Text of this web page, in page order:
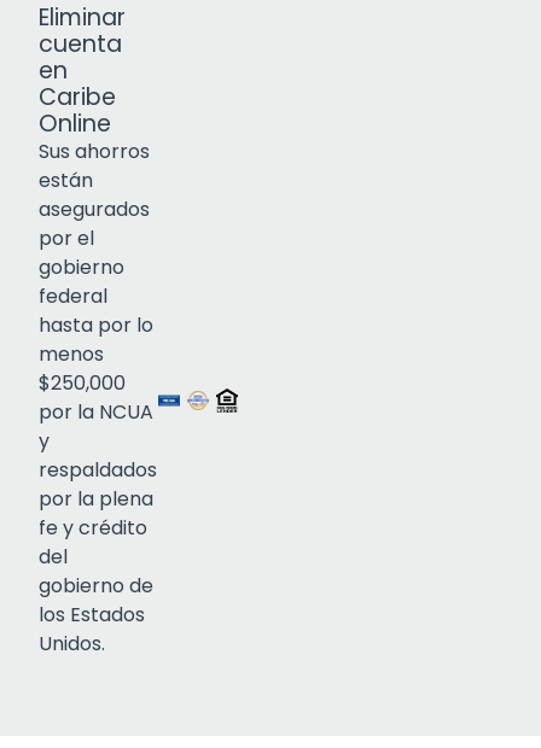
Eliminar
cuenta
en
Caribe
Online
Sus ahorros
están
asegurados
por el
gobierno
federal
hasta por lo
menos
$250,000
por la NCUA
y
respaldados
por la plena
fe y crédito
del
gobierno de
los Estados
Unidos.